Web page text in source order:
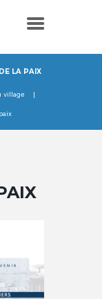
LA PAIX
village